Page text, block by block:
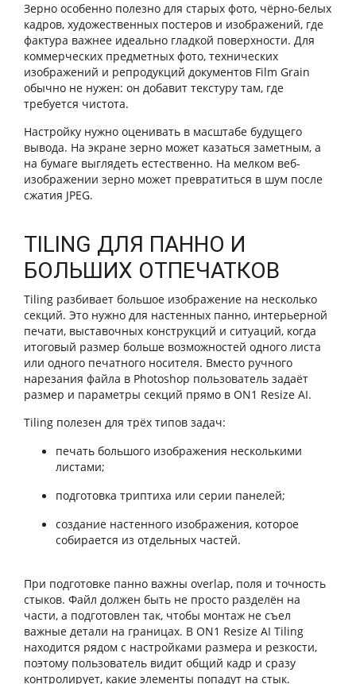
Зерно особенно полезно для старых фото, чёрно-белых
кадров, художественных постеров и изображений, где
фактура важнее идеально гладкой поверхности. Для
коммерческих предметных фото, технических
изображений и репродукций документов Film Grain
обычно не нужен: он добавит текстуру там, где
требуется чистота.
Настройку нужно оценивать в масштабе будущего
вывода. На экране зерно может казаться заметным, а
на бумаге выглядеть естественно. На мелком веб-
изображении зерно может превратиться в шум после
сжатия JPEG.
TILING ДЛЯ ПАННО И
БОЛЬШИХ ОТПЕЧАТКОВ
Tiling разбивает большое изображение на несколько
секций. Это нужно для настенных панно, интерьерной
печати, выставочных конструкций и ситуаций, когда
итоговый размер больше возможностей одного листа
или одного печатного носителя. Вместо ручного
нарезания файла в Photoshop пользователь задаёт
размер и параметры секций прямо в ON1 Resize AI.
Tiling полезен для трёх типов задач:
печать большого изображения несколькими
листами;
подготовка триптиха или серии панелей;
создание настенного изображения, которое
собирается из отдельных частей.
При подготовке панно важны overlap, поля и точность
стыков. Файл должен быть не просто разделён на
части, а подготовлен так, чтобы монтаж не съел
важные детали на границах. В ON1 Resize AI Tiling
находится рядом с настройками размера и резкости,
поэтому пользователь видит общий кадр и сразу
контролирует, какие элементы попадут на стык.